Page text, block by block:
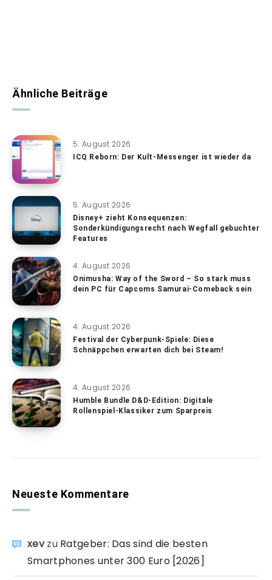
Ähnliche Beiträge
5. August 2026
ICQ Reborn: Der Kult-Messenger ist wieder da
5. August 2026
Disney+ zieht Konsequenzen:
Sonderkündigungsrecht nach Wegfall gebuchter
Features
4. August 2026
Onimusha: Way of the Sword – So stark muss
dein PC für Capcoms Samurai-Comeback sein
4. August 2026
Festival der Cyberpunk-Spiele: Diese
Schnäppchen erwarten dich bei Steam!
4. August 2026
Humble Bundle D&D-Edition: Digitale
Rollenspiel-Klassiker zum Sparpreis
Neueste Kommentare
xevzu Ratgeber: Das sind die besten
Smartphones unter 300 Euro [2026]